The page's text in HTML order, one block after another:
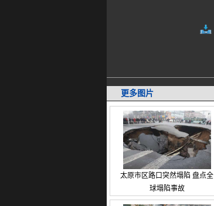
更多图片
太原市区路口突然塌陷 盘点全
球塌陷事故